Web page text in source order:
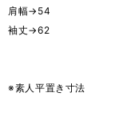
肩幅→54
袖丈→62
※素人平置き寸法